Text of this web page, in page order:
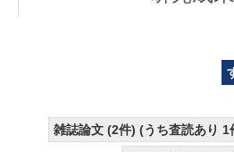
雑誌論文 (2件) (うち査読あり